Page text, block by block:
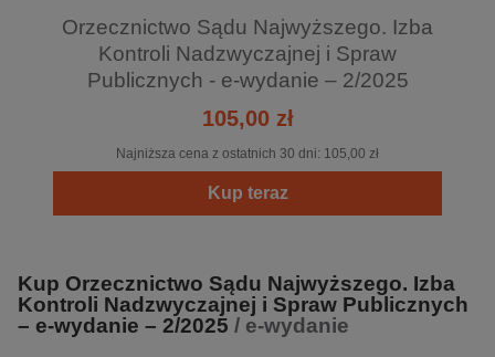
spraw, w których złożono odwołanie od decyzji
Przewodniczącego Krajowej Rady Radiofonii i Telewizji,
skarg dotyczących przewlekłości postępowania przed
sądami powszechnymi i wojskowymi oraz Sądem
Najwyższym.
Orzecznictwo Sądu Najwyższego. Izba
Kontroli Nadzwyczajnej i Spraw
Publicznych - e-wydanie – 2/2025
105,00 zł
Najniższa cena z ostatnich 30 dni: 105,00 zł
Kup teraz
Kup Orzecznictwo Sądu Najwyższego. Izba
Kontroli Nadzwyczajnej i Spraw Publicznych
– e-wydanie – 2/2025 / e-wydanie